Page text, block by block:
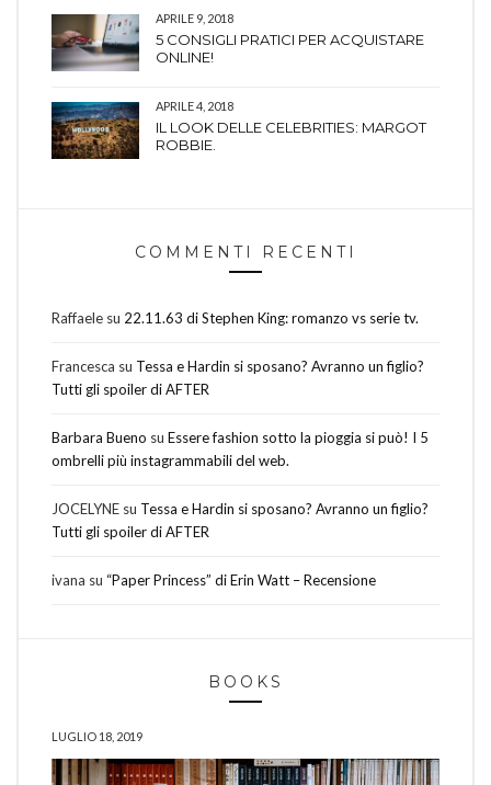
APRILE 9, 2018
5 CONSIGLI PRATICI PER ACQUISTARE
ONLINE!
APRILE 4, 2018
IL LOOK DELLE CELEBRITIES: MARGOT
ROBBIE.
COMMENTI RECENTI
Raffaele su 22.11.63 di Stephen King: romanzo vs serie tv.
Francesca su Tessa e Hardin si sposano? Avranno un figlio?
Tutti gli spoiler di AFTER
Barbara Bueno su Essere fashion sotto la pioggia si può! I 5
ombrelli più instagrammabili del web.
JOCELYNE su Tessa e Hardin si sposano? Avranno un figlio?
Tutti gli spoiler di AFTER
ivana su “Paper Princess” di Erin Watt – Recensione
BOOKS
LUGLIO 18, 2019